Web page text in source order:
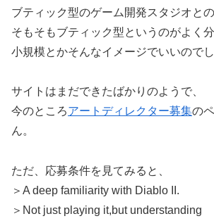
ブティック型のゲーム開発スタジオとの
そもそもブティック型というのがよく
小規模とかそんなイメージでいいのでし
サイトはまだできたばかりのようで、
今のところアートディレクター募集の
ん。
ただ、応募条件を見てみると、
＞A deep familiarity with Diablo II.
＞Not just playing it,but understanding